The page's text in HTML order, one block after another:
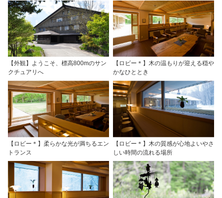
【外観】ようこそ、標高800mのサン
クチュアリへ
【ロビー＊】木の温もりが迎える穏や
かなひととき
【ロビー＊】柔らかな光が満ちるエン
トランス
【ロビー＊】木の質感が心地よいやさ
しい時間の流れる場所